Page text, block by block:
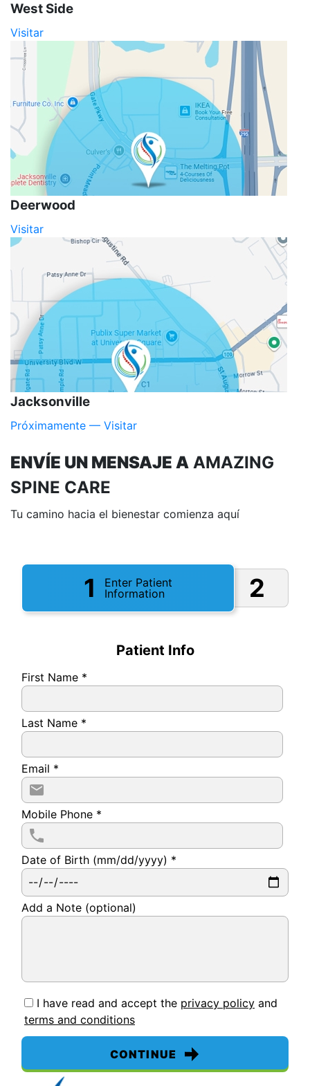
West Side
Visitar
Deerwood
Visitar
Jacksonville
Próximamente — Visitar
ENVÍE UN MENSAJE A AMAZING
SPINE CARE
Tu camino hacia el bienestar comienza aquí
1
Enter Patient
Information
2
Patient Info
First Name *
Last Name *
Email *
Mobile Phone *
Date of Birth (mm/dd/yyyy) *
Add a Note (optional)
I have read and accept the privacy policy and
terms and conditions
CONTINUE